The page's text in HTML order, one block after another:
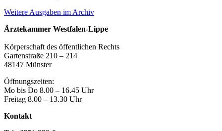
Weitere Ausgaben im Archiv
Ärztekammer Westfalen-Lippe
Körperschaft des öffentlichen Rechts
Gartenstraße 210 – 214
48147 Münster
Öffnungszeiten:
Mo bis Do 8.00 – 16.45 Uhr
Freitag 8.00 – 13.30 Uhr
Kontakt